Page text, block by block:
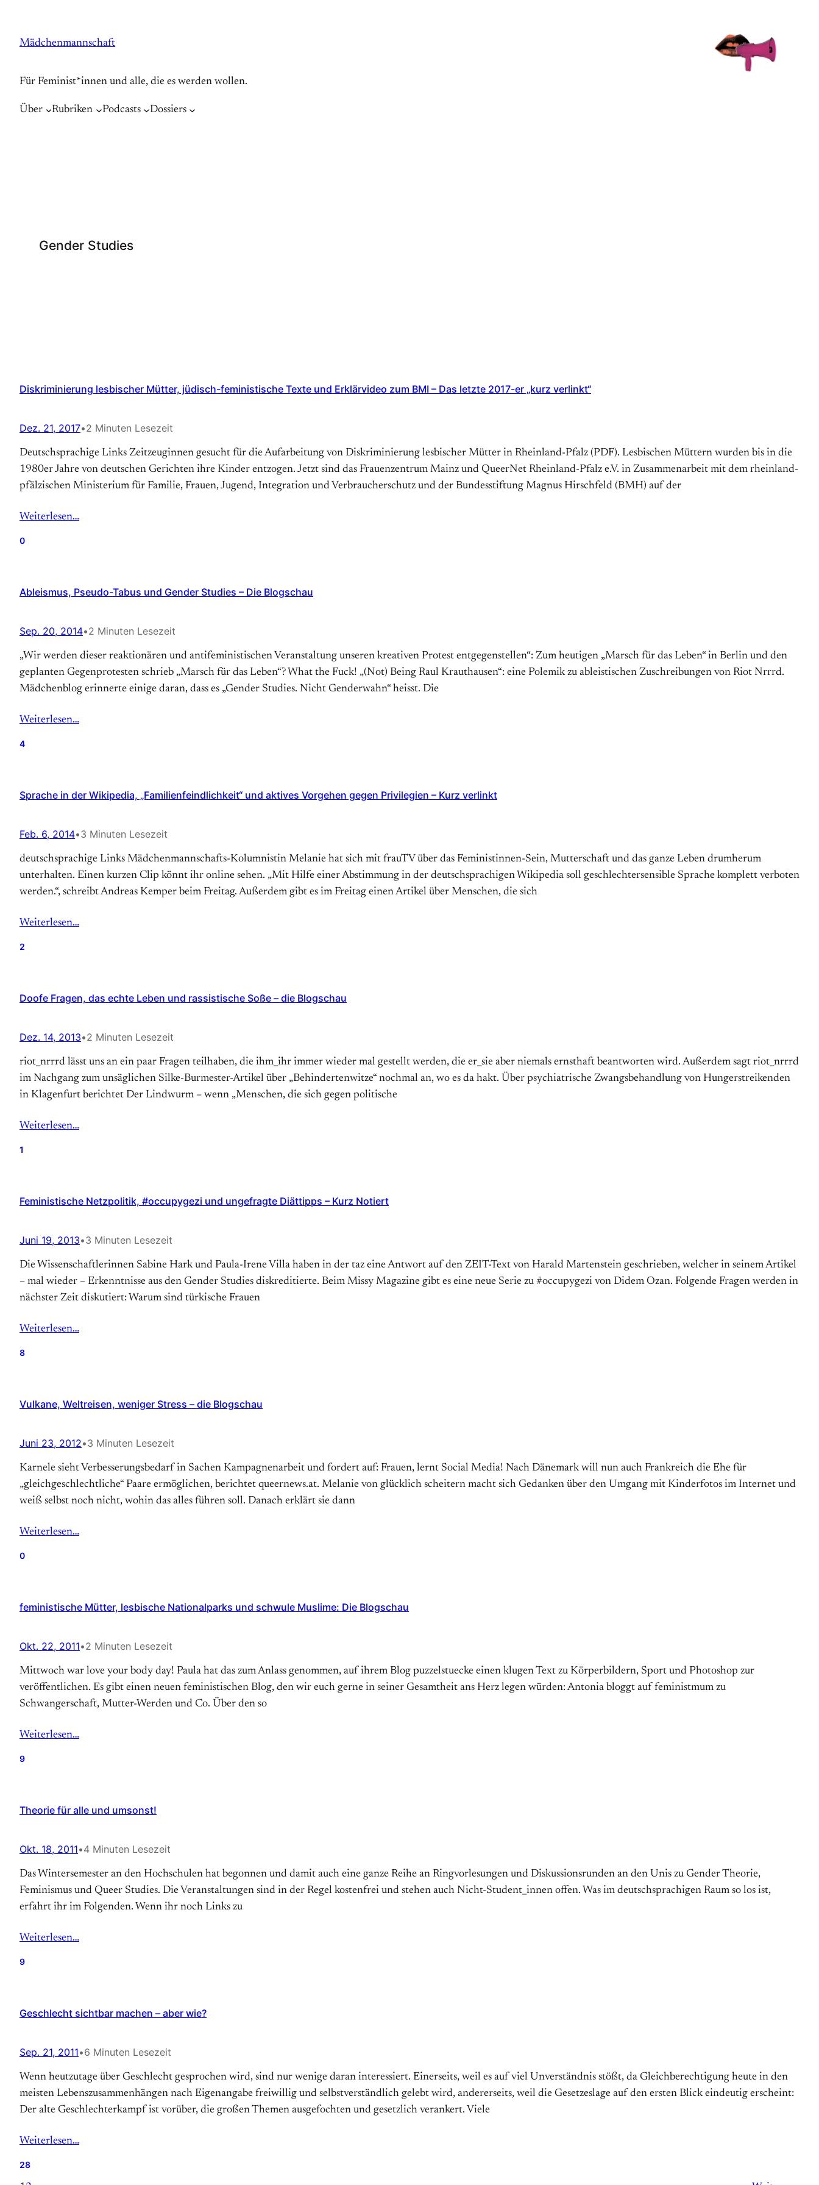
springen
Mädchenmannschaft
Für Feminist*innen und alle, die es werden wollen.
Über Rubriken Podcasts Dossiers
Gender Studies
Diskriminierung lesbischer Mütter, jüdisch-feministische Texte und Erklärvideo zum BMI – Das letzte 2017-er „kurz verlinkt“
Dez. 21, 2017•2 Minuten Lesezeit
Deutschsprachige Links Zeit­zeuginnen gesucht für die Aufarbeitung von Diskriminierung lesbischer Mütter in Rheinland-Pfalz (PDF). Lesbischen Müttern wurden bis in die
1980er Jahre von deutschen Gerichten ihre Kinder entzogen. Jetzt sind das Frauen­zentrum Mainz und QueerNet Rheinland-Pfalz e.V. in Zusammen­arbeit mit dem rheinland-
pfälzischen Ministerium für Familie, Frauen, Jugend, Integration und Verbraucher­schutz und der Bundes­stiftung Magnus Hirschfeld (BMH) auf der
Weiterlesen…
0
Ableismus, Pseudo-Tabus und Gender Studies – Die Blogschau
Sep. 20, 2014•2 Minuten Lesezeit
„Wir werden dieser reaktionären und antifeministischen Veranstaltung unseren kreativen Protest entgegenstellen“: Zum heutigen „Marsch für das Leben“ in Berlin und den
geplanten Gegenprotesten schrieb „Marsch für das Leben“? What the Fuck! „(Not) Being Raul Kraut­hau­sen“: ei­ne Po­­le­­mik zu able­­ist­i­schen Zu­­schrei­­bun­gen von Riot Nrrrd.
Mädchenblog er­in­nerte ei­ni­ge da­ran, dass es „Gen­der Stu­dies. Nicht Gen­der­wahn“ heisst. Die
Weiterlesen…
4
Sprache in der Wikipedia, „Familienfeindlichkeit“ und aktives Vorgehen gegen Privilegien – Kurz verlinkt
Feb. 6, 2014•3 Minuten Lesezeit
deutschsprachige Links Mädchenmannschafts-Kolumnistin Melanie hat sich mit frauTV über das Feministinnen-Sein, Mutterschaft und das ganze Leben drumherum
unterhalten. Einen kurzen Clip könnt ihr online sehen. „Mit Hilfe einer Abstimmung in der deutschsprachigen Wikipedia soll geschlechtersensible Sprache komplett verboten
werden.“, schreibt Andreas Kemper beim Freitag. Außerdem gibt es im Freitag einen Artikel über Menschen, die sich
Weiterlesen…
2
Doofe Fragen, das echte Leben und rassistische Soße – die Blogschau
Dez. 14, 2013•2 Minuten Lesezeit
riot_nrrrd lässt uns an ein paar Fragen teilhaben, die ihm_ihr immer wieder mal gestellt werden, die er_sie aber niemals ernsthaft beantworten wird. Außerdem sagt riot_nrrrd
im Nachgang zum unsäglichen Silke-Burmester-Artikel über „Behindertenwitze“ nochmal an, wo es da hakt. Über psychiatrische Zwangsbehandlung von Hungerstreikenden
in Klagenfurt berichtet Der Lindwurm – wenn „Menschen, die sich gegen politische
Weiterlesen…
1
Feministische Netzpolitik, #occupygezi und ungefragte Diättipps – Kurz Notiert
Juni 19, 2013•3 Minuten Lesezeit
Die Wissenschaftlerinnen Sabine Hark und Paula-Irene Villa haben in der taz eine Antwort auf den ZEIT-Text von Harald Martenstein geschrieben, welcher in seinem Artikel
– mal wieder – Erkenntnisse aus den Gender Studies diskreditierte. Beim Missy Magazine gibt es eine neue Serie zu #occupygezi von Didem Ozan. Folgende Fragen werden in
nächster Zeit diskutiert: Warum sind türkische Frauen
Weiterlesen…
8
Vulkane, Weltreisen, weniger Stress – die Blogschau
Juni 23, 2012•3 Minuten Lesezeit
Karnele sieht Verbesserungsbedarf in Sachen Kampagnenarbeit und fordert auf: Frauen, lernt Social Media! Nach Dänemark will nun auch Frankreich die Ehe für
„gleichgeschlechtliche“ Paare ermöglichen, berichtet queernews.at. Melanie von glücklich scheitern macht sich Gedanken über den Umgang mit Kinder­fotos im Internet und
weiß selbst noch nicht, wohin das alles führen soll. Danach erklärt sie dann
Weiterlesen…
0
feministische Mütter, lesbische Nationalparks und schwule Muslime: Die Blogschau
Okt. 22, 2011•2 Minuten Lesezeit
Mittwoch war love your body day! Paula hat das zum Anlass genommen, auf ihrem Blog puzzelstuecke einen klugen Text zu Körperbildern, Sport und Photoshop zur
veröffentlichen. Es gibt einen neuen feministischen Blog, den wir euch gerne in seiner Gesamtheit ans Herz legen würden: Antonia bloggt auf feministmum zu
Schwangerschaft, Mutter-Werden und Co. Über den so
Weiterlesen…
9
Theorie für alle und umsonst!
Okt. 18, 2011•4 Minuten Lesezeit
Das Wintersemester an den Hochschulen hat begonnen und damit auch eine ganze Reihe an Ringvorlesungen und Diskussionsrunden an den Unis zu Gender Theorie,
Feminismus und Queer Studies. Die Veranstaltungen sind in der Regel kostenfrei und stehen auch Nicht-Student_innen offen. Was im deutschsprachigen Raum so los ist,
erfahrt ihr im Folgenden. Wenn ihr noch Links zu
Weiterlesen…
9
Geschlecht sichtbar machen – aber wie?
Sep. 21, 2011•6 Minuten Lesezeit
Wenn heutzutage über Geschlecht gesprochen wird, sind nur wenige daran interessiert. Einerseits, weil es auf viel Unverständnis stößt, da Gleichberechtigung heute in den
meisten Lebenszusammenhängen nach Eigenangabe freiwillig und selbstverständlich gelebt wird, andererseits, weil die Gesetzeslage auf den ersten Blick eindeutig erscheint:
Der alte Geschlechterkampf ist vorüber, die großen Themen ausgefochten und gesetzlich verankert. Viele
Weiterlesen…
28